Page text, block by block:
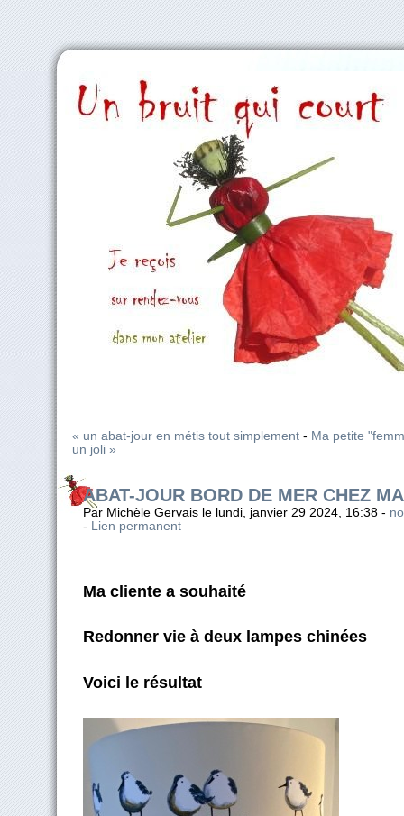
« un abat-jour en métis tout simplement - Ma petite
un joli »
ABAT-JOUR BORD DE MER CHEZ
Par Michèle Gervais le lundi, janvier 29 2024, 16:38 -
- Lien permanent
Ma cliente a souhaité
Redonner vie à deux lampes chinées
Voici le résultat